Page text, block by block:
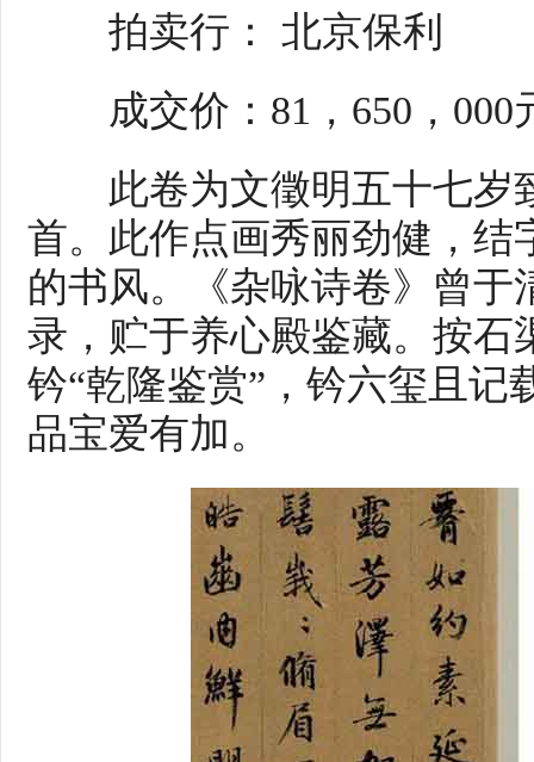
拍卖行： 北京保利
成交价：81，650，000
此卷为文徵明五十七岁
首。此作点画秀丽劲健，结
的书风。《杂咏诗卷》曾
录，贮于养心殿鉴藏。按石
钤“乾隆鉴赏”，钤六玺且记
品宝爱有加。